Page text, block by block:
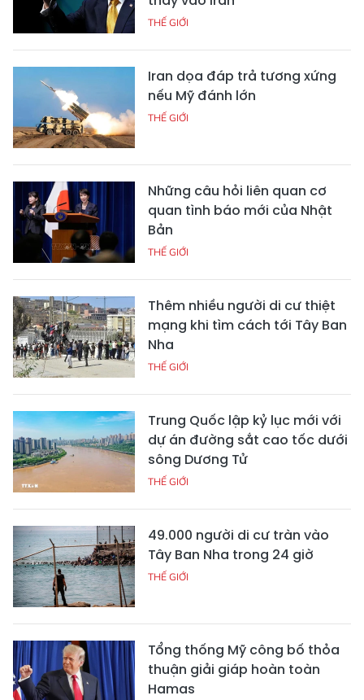
THẾ GIỚI
Iran dọa đáp trả tương xứng
nếu Mỹ đánh lớn
THẾ GIỚI
Những câu hỏi liên quan cơ
quan tình báo mới của Nhật
Bản
THẾ GIỚI
Thêm nhiều người di cư thiệt
mạng khi tìm cách tới Tây Ban
Nha
THẾ GIỚI
Trung Quốc lập kỷ lục mới với
dự án đường sắt cao tốc dưới
sông Dương Tử
THẾ GIỚI
49.000 người di cư tràn vào
Tây Ban Nha trong 24 giờ
THẾ GIỚI
Tổng thống Mỹ công bố thỏa
thuận giải giáp hoàn toàn
Hamas